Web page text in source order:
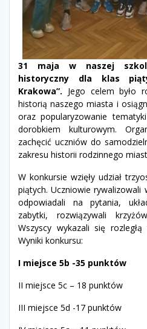
31 maja w naszej
historyczny dla klas
Krakowa”. Jego celem było
historią naszego miasta i
oraz popularyzowanie
dorobkiem kulturowym.
zachęcić uczniów do
zakresu historii rodzinnego
W konkursie wzięły udział
piątych. Uczniowie rywalizowali
odpowiadali na pytania,
zabytki, rozwiązywali
Wszyscy wykazali się
Wyniki konkursu:
I miejsce 5b -35 punktów
II miejsce 5c – 18 punktów
III miejsce 5d -17 punktów